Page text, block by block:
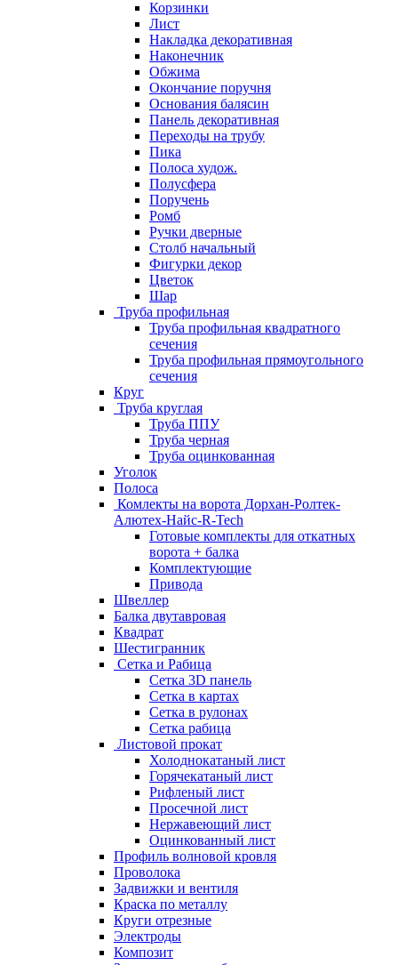
Корзинки
Лист
Накладка декоративная
Наконечник
Обжима
Окончание поручня
Основания балясин
Панель декоративная
Переходы на трубу
Пика
Полоса худож.
Полусфера
Поручень
Ромб
Ручки дверные
Столб начальный
Фигурки декор
Цветок
Шар
Труба профильная
Труба профильная квадратного
сечения
Труба профильная прямоугольного
сечения
Круг
Труба круглая
Труба ППУ
Труба черная
Труба оцинкованная
Уголок
Полоса
Комлекты на ворота Дорхан-Ролтек-
Алютех-Найс-R-Tech
Готовые комплекты для откатных
ворота + балка
Комплектующие
Привода
Швеллер
Балка двутавровая
Квадрат
Шестигранник
Сетка и Рабица
Сетка 3D панель
Сетка в картах
Сетка в рулонах
Сетка рабица
Листовой прокат
Холоднокатаный лист
Горячекатаный лист
Рифленый лист
Просечной лист
Нержавеющий лист
Оцинкованный лист
Профиль волновой кровля
Проволока
Задвижки и вентиля
Краска по металлу
Круги отрезные
Электроды
Композит